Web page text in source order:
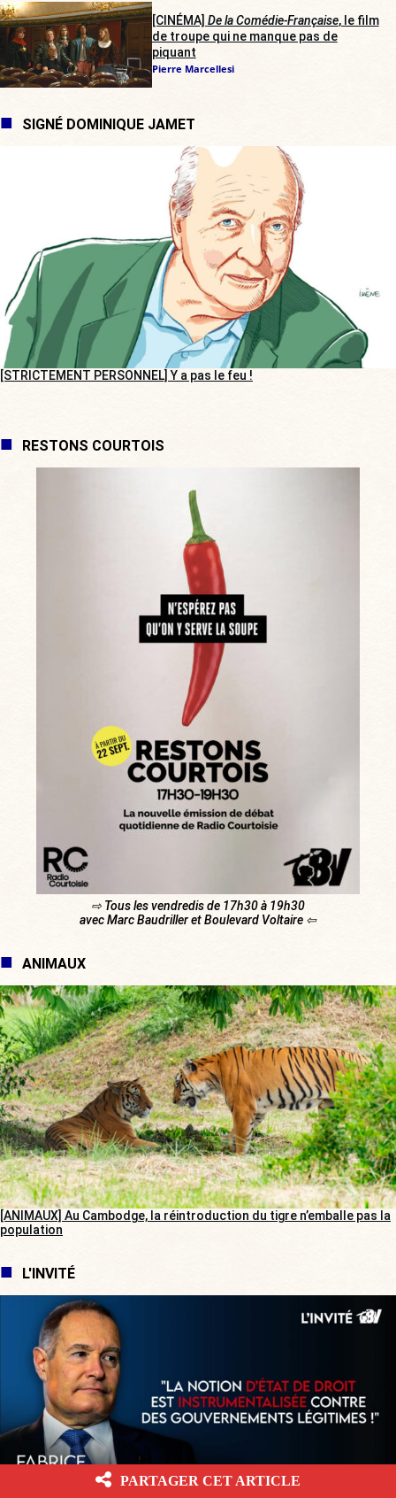
[CINÉMA] De la Comédie-Française, le film
de troupe qui ne manque pas de
piquant
Pierre Marcellesi
SIGNÉ DOMINIQUE JAMET
[STRICTEMENT PERSONNEL] Y a pas le feu !
RESTONS COURTOIS
⇨ Tous les vendredis de 17h30 à 19h30
avec Marc Baudriller et Boulevard Voltaire ⇦
ANIMAUX
[ANIMAUX] Au Cambodge, la réintroduction du tigre n’emballe pas la
population
L'INVITÉ
PARTAGER CET ARTICLE